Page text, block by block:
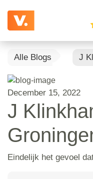
Alle Blogs J
December 15, 2022
J
Eindelijk het gevoel